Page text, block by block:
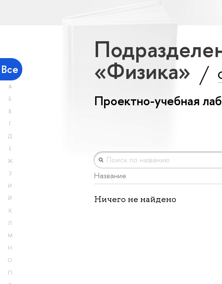
Все
А
Б
В
Г
Д
Е
Ж
З
И
Й
К
Л
М
Н
О
П
«Физика»
Проектно-учебная
Название
Ничего не найдено